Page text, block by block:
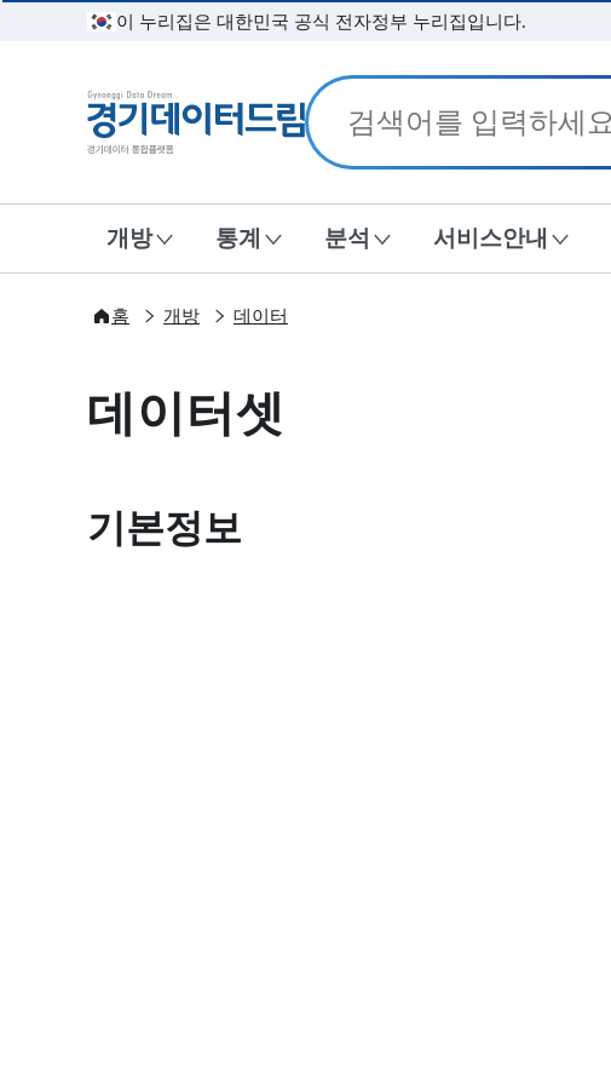
이 누리집은 대한민국 공식 전자정부 누리집입니다.
경기데이터드림
개방 통계 분석 서비스안내
홈 개방 데이터
데이터셋
기본정보